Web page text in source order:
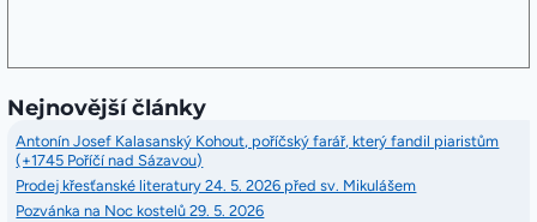
Nejnovější články
Antonín Josef Kalasanský Kohout, poříčský farář, který fandil piaristům
(+1745 Poříčí nad Sázavou)
Prodej křesťanské literatury 24. 5. 2026 před sv. Mikulášem
Pozvánka na Noc kostelů 29. 5. 2026